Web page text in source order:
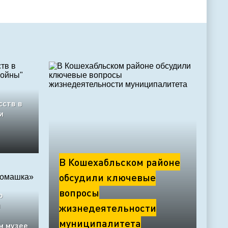
в
В Кошехабльском районе
обсудили ключевые
вопросы
жизнедеятельности
муниципалитета
музее